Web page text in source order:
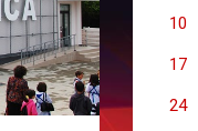
10
17
24